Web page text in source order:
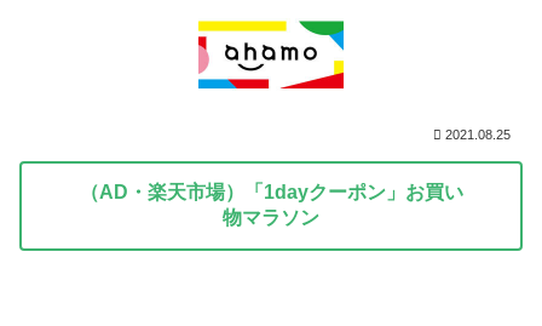
2021.08.25
（AD・楽天市場）「1dayクーポン」お買い
物マラソン